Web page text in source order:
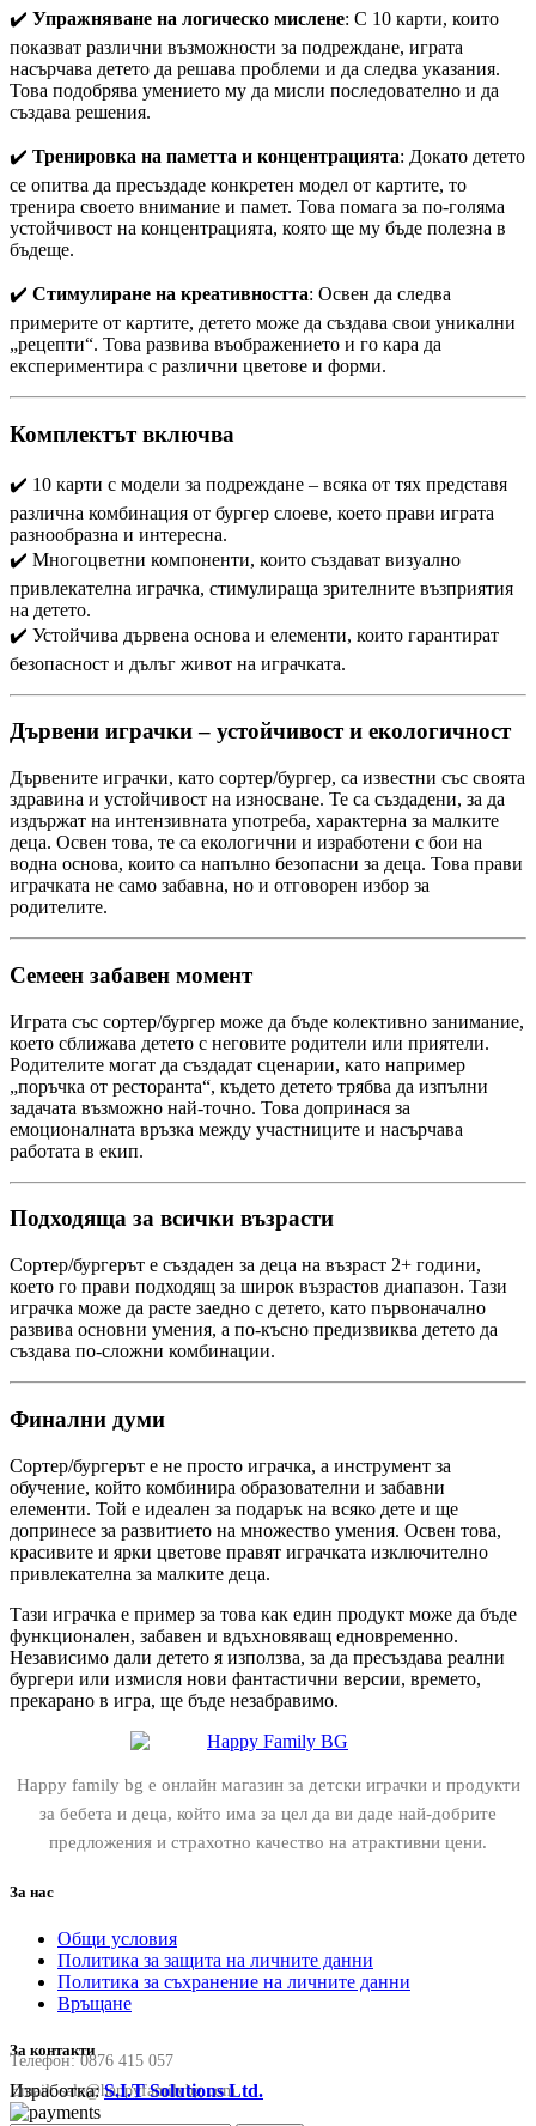
✔️ Упражняване на логическо мислене: С 10 карти, които
показват различни възможности за подреждане, играта
насърчава детето да решава проблеми и да следва указания.
Това подобрява умението му да мисли последователно и да
създава решения.
✔️ Тренировка на паметта и концентрацията: Докато детето
се опитва да пресъздаде конкретен модел от картите, то
тренира своето внимание и памет. Това помага за по-голяма
устойчивост на концентрацията, която ще му бъде полезна в
бъдеще.
✔️ Стимулиране на креативността: Освен да следва
примерите от картите, детето може да създава свои уникални
„рецепти“. Това развива въображението и го кара да
експериментира с различни цветове и форми.
Комплектът включва
✔️ 10 карти с модели за подреждане – всяка от тях представя
различна комбинация от бургер слоеве, което прави играта
разнообразна и интересна.
✔️ Многоцветни компоненти, които създават визуално
привлекателна играчка, стимулираща зрителните възприятия
на детето.
✔️ Устойчива дървена основа и елементи, които гарантират
безопасност и дълъг живот на играчката.
Дървени играчки – устойчивост и екологичност
Дървените играчки, като сортер/бургер, са известни със своята
здравина и устойчивост на износване. Те са създадени, за да
издържат на интензивната употреба, характерна за малките
деца. Освен това, те са екологични и изработени с бои на
водна основа, които са напълно безопасни за деца. Това прави
играчката не само забавна, но и отговорен избор за
родителите.
Семеен забавен момент
Играта със сортер/бургер може да бъде колективно занимание,
което сближава детето с неговите родители или приятели.
Родителите могат да създадат сценарии, като например
„поръчка от ресторанта“, където детето трябва да изпълни
задачата възможно най-точно. Това допринася за
емоционалната връзка между участниците и насърчава
работата в екип.
Подходяща за всички възрасти
Сортер/бургерът е създаден за деца на възраст 2+ години,
което го прави подходящ за широк възрастов диапазон. Тази
играчка може да расте заедно с детето, като първоначално
развива основни умения, а по-късно предизвиква детето да
създава по-сложни комбинации.
Финални думи
Сортер/бургерът е не просто играчка, а инструмент за
обучение, който комбинира образователни и забавни
елементи. Той е идеален за подарък на всяко дете и ще
допринесе за развитието на множество умения. Освен това,
красивите и ярки цветове правят играчката изключително
привлекателна за малките деца.
Тази играчка е пример за това как един продукт може да бъде
функционален, забавен и вдъхновяващ едновременно.
Независимо дали детето я използва, за да пресъздава реални
бургери или измисля нови фантастични версии, времето,
прекарано в игра, ще бъде незабравимо.
Happy family bg е онлайн магазин за детски играчки и продукти
за бебета и деца, който има за цел да ви даде най-добрите
предложения и страхотно качество на атрактивни цени.
За нас
Общи условия
Политика за защита на личните данни
Политика за съхранение на личните данни
Връщане
За контакти
Телефон:0876 415 057
Email:sale@happyfamilybg.com
Изработка:S.I.T Solutions Ltd.